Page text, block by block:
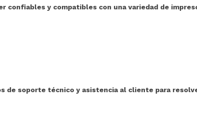
confiables y compatibles con una variedad de
de soporte técnico y asistencia al cliente para